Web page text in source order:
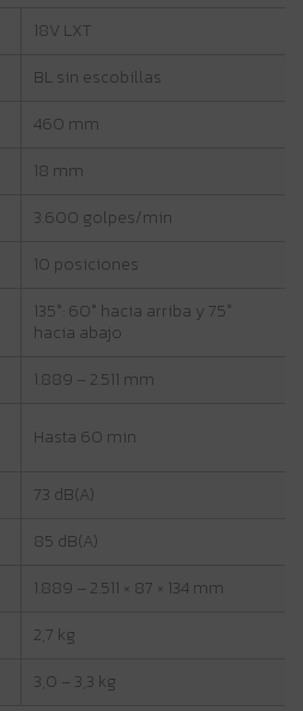
18V LXT
BL sin escobillas
460 mm
18 mm
3.600 golpes/min
10 posiciones
135°: 60° hacia arriba y 75°
hacia abajo
1.889 – 2.511 mm
Hasta 60 min
73 dB(A)
85 dB(A)
1.889 – 2.511 × 87 × 134 mm
2,7 kg
3,0 – 3,3 kg